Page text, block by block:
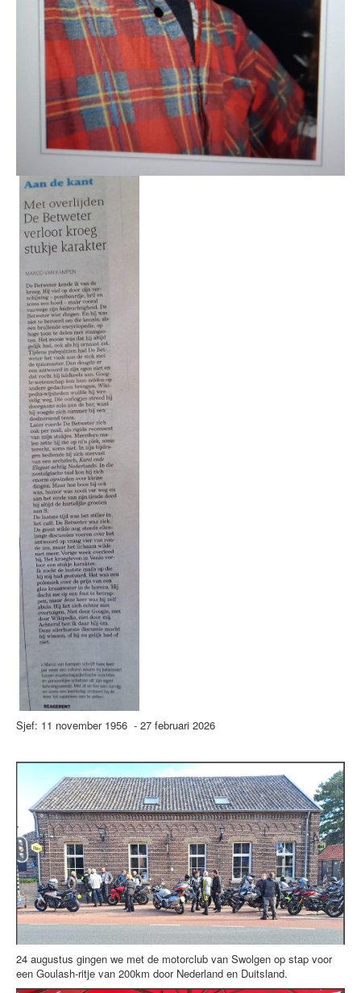
Sjef: 11 november 1956 - 27 februari 2026
24 augustus gingen we met de motorclub van Swolgen op stap voor
een Goulash-ritje van 200km door Nederland en Duitsland.